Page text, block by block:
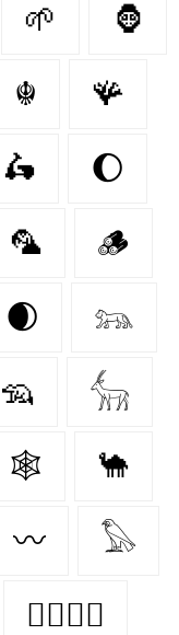
🌱 🦍
☬ 🪸
🛵 🌔
🦜 🪵
🌒 𓃬
🦡 𓃲
🕸️ 🐪
〰️ 𓅃
👩‍❤️‍💋‍👩